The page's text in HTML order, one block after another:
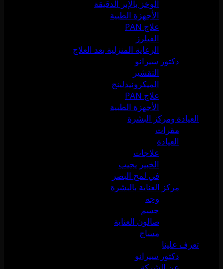
الوخز بالإبر الدقيقة
الأجهزة الطبية
علاج PAN
الفيلرز
الرعاية المنزلية بعد العلاج
دكتور سيرانو
التقشير
الميكرونيدلينج
علاج PAN
الأجهزة الطبية
العيادة ومركز البشرة
مقرات
العيادة
علاجات
الخبير يجيب
في لمح البصر
مركز العناية بالبشرة
وجه
جسم
صالون العناية
مساج
تعرف علينا
دكتور سيرانو